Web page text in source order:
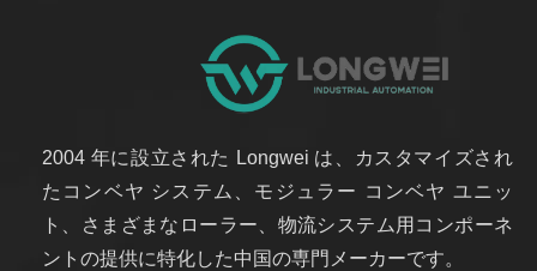
2004 年に設立された Longwei は、カスタマイズされ
たコンベヤ システム、モジュラー コンベヤ ユニッ
ト、さまざまなローラー、物流システム用コンポーネ
ントの提供に特化した中国の専門メーカーです。